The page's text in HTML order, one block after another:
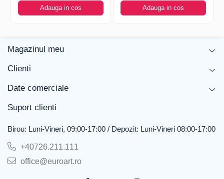
Adauga in cos Adauga in cos
Magazinul meu
Clienti
Date comerciale
Suport clienti
Birou: Luni-Vineri, 09:00-17:00 / Depozit: Luni-Vineri 08:00-17:00
+40726.211.111
office@euroart.ro